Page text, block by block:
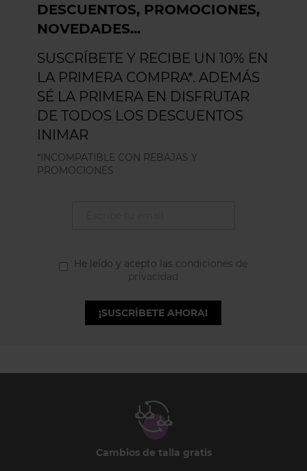
DESCUENTOS, PROMOCIONES,
NOVEDADES...
SUSCRÍBETE Y RECIBE UN 10% EN
LA PRIMERA COMPRA*. ADEMÁS
SÉ LA PRIMERA EN DISFRUTAR
DE TODOS LOS DESCUENTOS
INIMAR
*INCOMPATIBLE CON REBAJAS Y
PROMOCIONES
He leído y acepto las condiciones de
privacidad
¡SUSCRÍBETE AHORA!
Cambios de talla gratis